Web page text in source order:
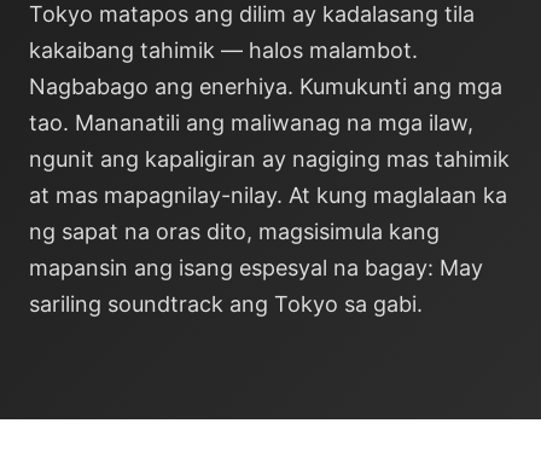
Tokyo matapos ang dilim ay kadalasang tila
kakaibang tahimik — halos malambot.
Nagbabago ang enerhiya. Kumukunti ang mga
tao. Mananatili ang maliwanag na mga ilaw,
ngunit ang kapaligiran ay nagiging mas tahimik
at mas mapagnilay-nilay. At kung maglalaan ka
ng sapat na oras dito, magsisimula kang
mapansin ang isang espesyal na bagay: May
sariling soundtrack ang Tokyo sa gabi.